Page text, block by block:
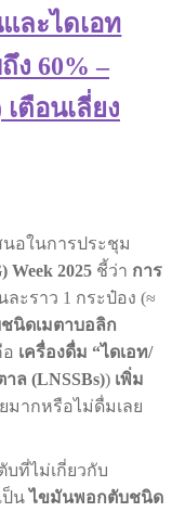
ละไดเอท
ง 60% –
ตือนเลี่ยง
อในการประชุม
Week 2025 ชี้ว่า การ
ละราว 1 กระป๋อง (≈
นิดเมตาบอลิก
เครื่องดื่ม “ไดเอท/
ล (LNSSBs)) เพิ่ม
มากหรือไม่ดื่มเลย
ที่ไม่เกี่ยวกับ
ป็นไขมันพอกตับชนิด